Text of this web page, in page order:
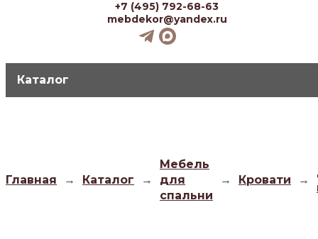
+7 (495) 792-68-63
mebdekor@yandex.ru
Каталог
Главная → Каталог →
Мебель
для
спальни
→ Кровати →